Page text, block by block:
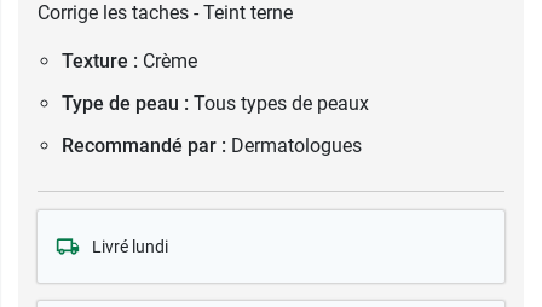
Corrige les taches - Teint terne
Texture : Crème
Type de peau : Tous types de peaux
Recommandé par : Dermatologues
Livré lundi